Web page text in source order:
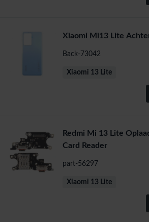
Xiaomi Mi13 Lite
Back-73042
Xiaomi 13 Lite
Redmi Mi 13 Lite
Card Reader
part-56297
Xiaomi 13 Lite